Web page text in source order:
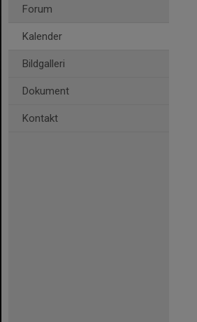
Forum
Kalender
Bildgalleri
Dokument
Kontakt